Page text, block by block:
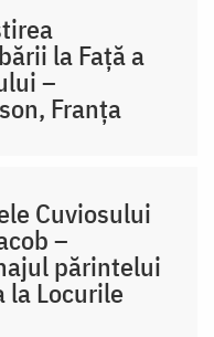
la Față a
–
Franţa
Cuviosului
–
părintelui
la Locurile